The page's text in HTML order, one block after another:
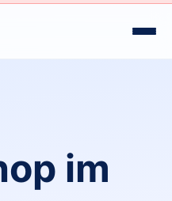
im